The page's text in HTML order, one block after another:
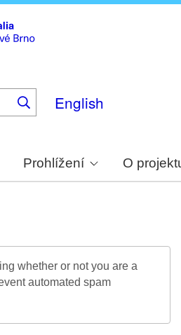
English
Prohlížení O
whether or not you are a
automated spam